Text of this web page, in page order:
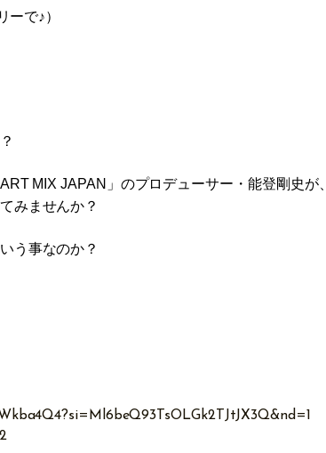
ーで♪）
MIX JAPAN」のプロデューサー・能登剛史が、
みませんか？
う事なのか？